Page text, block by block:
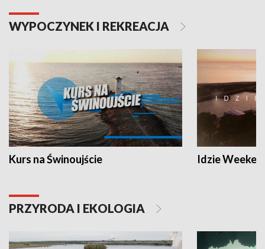
WYPOCZYNEK I REKREACJA
Kurs na Świnoujście Idzie
PRZYRODA I EKOLOGIA